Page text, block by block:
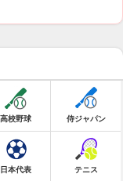
高校野球 侍ジャパン
日本代表 テニス